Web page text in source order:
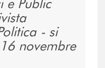
e Public
- si
novembre